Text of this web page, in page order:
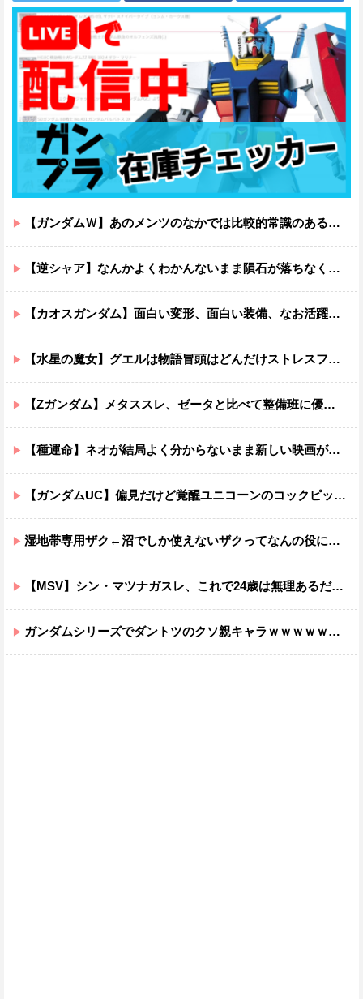
【ガンダムＷ】あのメンツのなかでは比較的常識のあるほうなのがデュオだよね
【逆シャア】なんかよくわかんないまま隕石が落ちなくていい感じに終わった作品ｗｗｗｗｗｗ
【カオスガンダム】面白い変形、面白い装備、なお活躍…
【水星の魔女】グエルは物語冒頭はどんだけストレスフルだったんだよ…ってなる
【Zガンダム】メタススレ、ゼータと比べて整備班に優しそう
【種運命】ネオが結局よく分からないまま新しい映画が終わった後ももやもやしてる
【ガンダムUC】偏見だけど覚醒ユニコーンのコックピットってエアコンの効きが強そうでいいよね
湿地帯専用ザク←沼でしか使えないザクってなんの役に立つ設定なんだ？
【MSV】シン・マツナガスレ、これで24歳は無理あるだろ…
ガンダムシリーズでダントツのクソ親キャラｗｗｗｗｗｗｗｗｗｗｗｗ